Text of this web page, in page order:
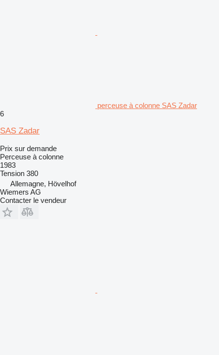
perceuse à colonne SAS Zadar
6
SAS Zadar
Prix sur demande
Perceuse à colonne
1983
Tension 380
Allemagne, Hövelhof
Wiemers AG
Contacter le vendeur